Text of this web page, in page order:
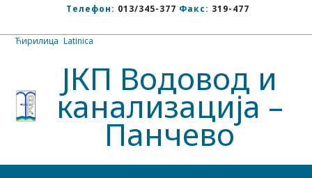
Телефон: 013/345-377 Факс: 319-477
Ћирилица Latinica
ЈКП Водовод и
канализација –
Панчево